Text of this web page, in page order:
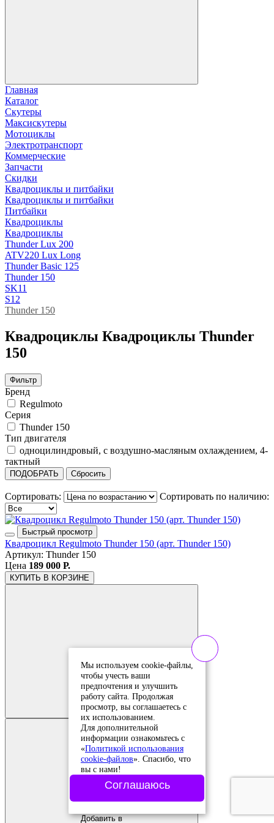
Главная
Каталог
Скутеры
Максискутеры
Мотоциклы
Электротранспорт
Коммерческие
Запчасти
Скидки
Квадроциклы и питбайки
Квадроциклы и питбайки
Питбайки
Квадроциклы
Квадроциклы
Thunder Lux 200
ATV220 Lux Long
Thunder Basic 125
Thunder 150
SK11
S12
Thunder 150
Квадроциклы Квадроциклы Thunder
150
Фильтр
Бренд
Regulmoto
Серия
Thunder 150
Тип двигателя
одноцилиндровый, с воздушно-масляным охлаждением, 4-
тактный
ПОДОБРАТЬ Сбросить
Сортировать: Сортировать по наличию:
Быстрый просмотр
Квадроцикл Regulmoto Thunder 150 (арт. Thunder 150)
Артикул: Thunder 150
Цена 189 000 Р.
КУПИТЬ В КОРЗИНЕ
Добавить в
сравнение
Добавлено в
сравнение
Добавить в
Мы используем cookie-файлы,
чтобы учесть ваши
предпочтения и улучшить
работу сайта. Продолжая
просмотр, вы соглашаетесь с
их использованием.
Для дополнительной
информации ознакомьтесь с
«Политикой использования
cookie-файлов». Спасибо, что
вы с нами!
Соглашаюсь